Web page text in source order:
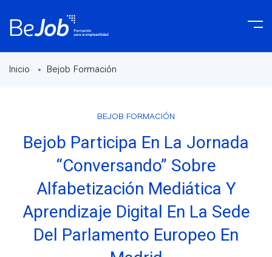
Inicio Bejob Formación
BEJOB FORMACIÓN
Bejob Participa En La Jornada
“Conversando” Sobre
Alfabetización Mediática Y
Aprendizaje Digital En La Sede
Del Parlamento Europeo En